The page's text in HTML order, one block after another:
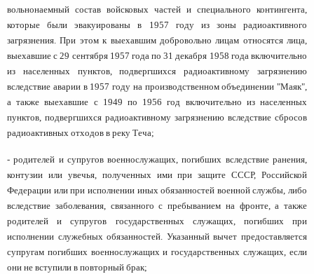
вольнонаемный состав войсковых частей и специального контингента,
которые были эвакуированы в 1957 году из зоны радиоактивного
загрязнения. При этом к выехавшим добровольно лицам относятся лица,
выехавшие с 29 сентября 1957 года по 31 декабря 1958 года включительно
из населенных пунктов, подвергшихся радиоактивному загрязнению
вследствие аварии в 1957 году на производственном объединении "Маяк",
а также выехавшие с 1949 по 1956 год включительно из населенных
пунктов, подвергшихся радиоактивному загрязнению вследствие сбросов
радиоактивных отходов в реку Теча;
- родителей и супругов военнослужащих, погибших вследствие ранения,
контузии или увечья, полученных ими при защите СССР, Российской
Федерации или при исполнении иных обязанностей военной службы, либо
вследствие заболевания, связанного с пребыванием на фронте, а также
родителей и супругов государственных служащих, погибших при
исполнении служебных обязанностей. Указанный вычет предоставляется
супругам погибших военнослужащих и государственных служащих, если
они не вступили в повторный брак;